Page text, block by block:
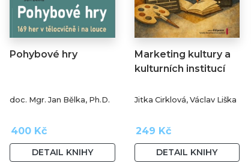
Pohybové hry
doc. Mgr. Jan Bělka, Ph.D.
400 Kč
DETAIL KNIHY
Marketing kultury a
kulturních institucí
Jitka Cirklová, Václav Liška
249 Kč
DETAIL KNIHY